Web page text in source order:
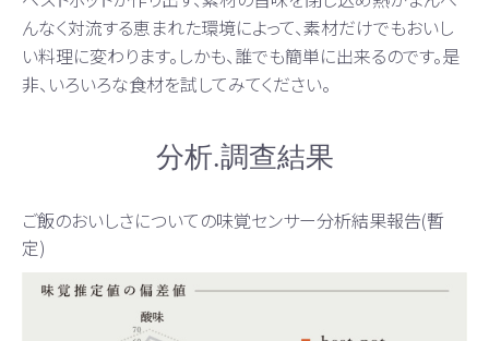
んなく対流する恵まれた環境によって、素材だけでもおいし
い料理に変わります。しかも、誰でも簡単に出来るのです。是
非、いろいろな食材を試してみてください。
分析.調查結果
ご飯のおいしさについての味覚センサー分析結果報告(暫
定)